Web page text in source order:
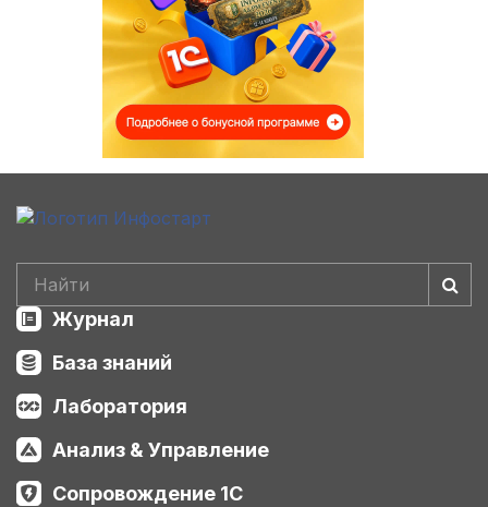
Журнал
База знаний
Лаборатория
Анализ & Управление
Сопровождение 1С